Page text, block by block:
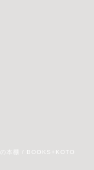
本棚 / BOOKS+KOTO